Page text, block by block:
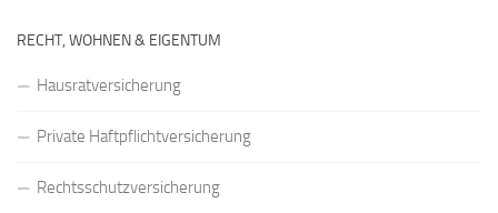
RECHT, WOHNEN & EIGENTUM
Hausratversicherung
Private Haftpflichtversicherung
Rechtsschutzversicherung